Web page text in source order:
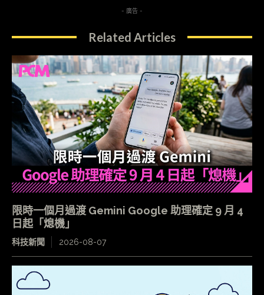
- 廣告 -
Related Articles
限時一個月過渡 Gemini Google 助理確定 9 月 4
日起「熄機」
科技新聞 2026-08-07